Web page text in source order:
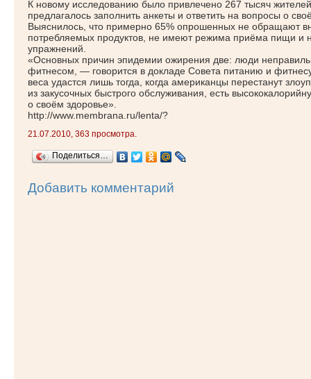
К новому исследованию было привлечено 267 тысяч
предлагалось заполнить анкеты и ответить на вопросы о
Выяснилось, что примерно 65% опрошенных не обращают
потребляемых продуктов, не имеют режима приёма пищи и
упражнений.
«Основных причин эпидемии ожирения две: люди
фитнесом, — говорится в докладе Совета питанию и
веса удастся лишь тогда, когда американцы перестанут
из закусочных быстрого обслуживания, есть
о своём здоровье».
http://www.membrana.ru/lenta/?
21.07.2010, 363 просмотра.
Поделиться…
Добавить комментарий